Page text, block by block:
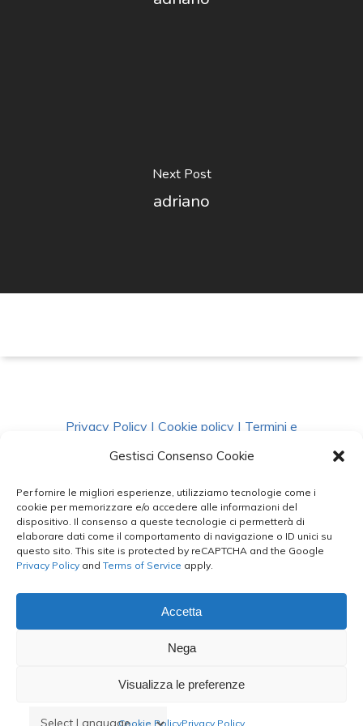
Gestisci Consenso Cookie
Per fornire le migliori esperienze, utilizziamo tecnologie come i
cookie per memorizzare e/o accedere alle informazioni del
dispositivo. Il consenso a queste tecnologie ci permetterà di
elaborare dati come il comportamento di navigazione o ID unici su
questo sito. This site is protected by reCAPTCHA and the Google
Privacy Policy and Terms of Service apply.
Accetta
Nega
Visualizza le preferenze
Cookie PolicyPrivacy Policy
Next Post
adriano
Privacy Policy | Cookie policy | Termini e
Condizioni|Richiedi Dati
facebook instagram whatsappphone
email
Le Bontà del Capo ©